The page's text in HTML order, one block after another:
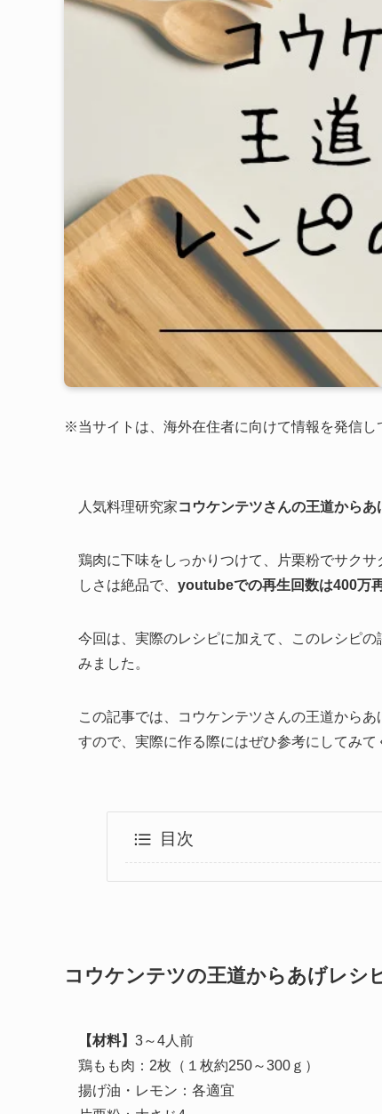
※当サイトは、海外在住者に向けて情報を発信し
人気料理研究家コウケンテツさんの王道からあ
鶏肉に下味をしっかりつけて、片栗粉でサク
しさは絶品で、 youtubeでの再生回数は400万
今回は、実際のレシピに加えて、このレシピ
みました。
この記事では、コウケンテツさんの王道から
すので、実際に作る際にはぜひ参考にしてみて
目次
コウケンテツの王道からあげレシ
【材料】 3～4人前
鶏もも肉：2枚（１枚約250～300ｇ）
揚げ油・レモン：各適宜